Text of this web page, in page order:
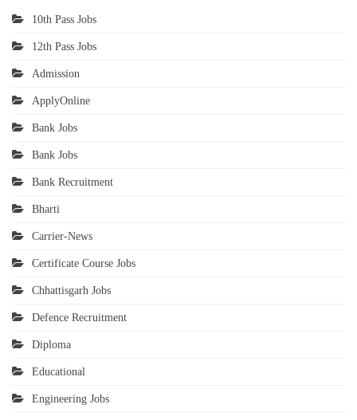
10th Pass Jobs
12th Pass Jobs
Admission
ApplyOnline
Bank Jobs
Bank Jobs
Bank Recruitment
Bharti
Carrier-News
Certificate Course Jobs
Chhattisgarh Jobs
Defence Recruitment
Diploma
Educational
Engineering Jobs